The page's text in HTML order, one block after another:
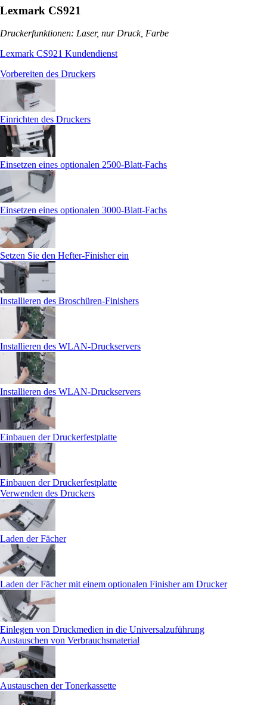
Lexmark CS921
Druckerfunktionen: Laser, nur Druck, Farbe
Lexmark CS921 Kundendienst
Vorbereiten des Druckers
Einrichten des Druckers
Einsetzen eines optionalen 2500‑Blatt-Fachs
Einsetzen eines optionalen 3000‑Blatt-Fachs
Setzen Sie den Hefter-Finisher ein
Installieren des Broschüren-Finishers
Installieren des WLAN-Druckservers
Installieren des WLAN-Druckservers
Einbauen der Druckerfestplatte
Einbauen der Druckerfestplatte
Verwenden des Druckers
Laden der Fächer
Laden der Fächer mit einem optionalen Finisher am Drucker
Einlegen von Druckmedien in die Universalzuführung
Austauschen von Verbrauchsmaterial
Austauschen der Tonerkassette